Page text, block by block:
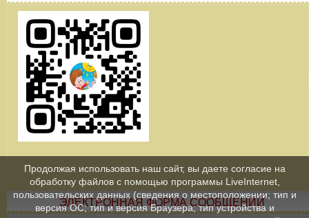
ЭЛЕКТРОННАЯ ФОРМА СООБЩЕНИЙ
Продолжая использовать наш сайт, вы даете согласие на
обработку файлов с помощью программы LiveInternet,
пользовательских данных (сведения о местоположении; тип и
версия ОС; тип и версия Браузера; тип устройства и